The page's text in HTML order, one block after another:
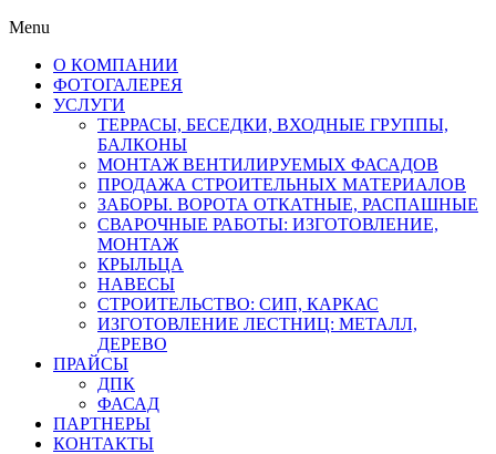
Menu
О КОМПАНИИ
ФОТОГАЛЕРЕЯ
УСЛУГИ
ТЕРРАСЫ, БЕСЕДКИ, ВХОДНЫЕ ГРУППЫ,
БАЛКОНЫ
МОНТАЖ ВЕНТИЛИРУЕМЫХ ФАСАДОВ
ПРОДАЖА СТРОИТЕЛЬНЫХ МАТЕРИАЛОВ
ЗАБОРЫ. ВОРОТА ОТКАТНЫЕ, РАСПАШНЫЕ
СВАРОЧНЫЕ РАБОТЫ: ИЗГОТОВЛЕНИЕ,
МОНТАЖ
КРЫЛЬЦА
НАВЕСЫ
СТРОИТЕЛЬСТВО: СИП, КАРКАС
ИЗГОТОВЛЕНИЕ ЛЕСТНИЦ: МЕТАЛЛ,
ДЕРЕВО
ПРАЙСЫ
ДПК
ФАСАД
ПАРТНЕРЫ
КОНТАКТЫ